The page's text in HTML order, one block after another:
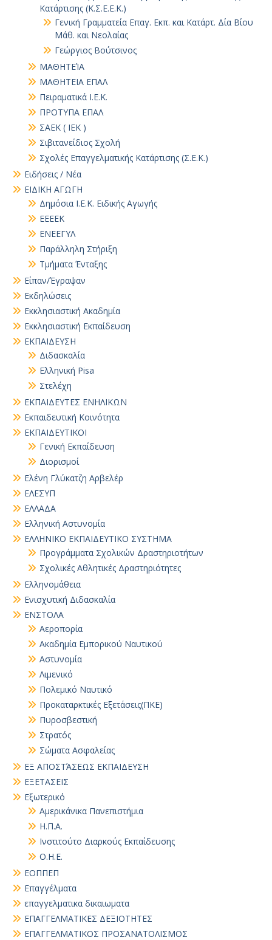
Κατάρτισης (Κ.Σ.Ε.Ε.Κ.)
Γενική Γραμματεία Επαγ. Εκπ. και Κατάρτ. Δία Βίου
Μάθ. και Νεολαίας
Γεώργιος Βούτσινος
ΜΑΘΗΤΕΊΑ
ΜΑΘΗΤΕΙΑ ΕΠΑΛ
Πειραματικά Ι.Ε.Κ.
ΠΡΟΤΥΠΑ ΕΠΑΛ
ΣΑΕΚ ( ΙΕΚ )
Σιβιτανείδιος Σχολή
Σχολές Επαγγελματικής Κατάρτισης (Σ.Ε.Κ.)
Ειδήσεις / Νέα
ΕΙΔΙΚΗ ΑΓΩΓΗ
Δημόσια Ι.Ε.Κ. Ειδικής Αγωγής
ΕΕΕΕΚ
ΕΝΕΕΓΥΛ
Παράλληλη Στήριξη
Τμήματα Ένταξης
Είπαν/Έγραψαν
Εκδηλώσεις
Εκκλησιαστική Ακαδημία
Εκκλησιαστική Εκπαίδευση
ΕΚΠΑΙΔΕΥΣΗ
Διδασκαλία
Ελληνική Pisa
Στελέχη
ΕΚΠΑΙΔΕΥΤΕΣ ΕΝΗΛΙΚΩΝ
Εκπαιδευτική Κοινότητα
ΕΚΠΑΙΔΕΥΤΙΚΟΙ
Γενική Εκπαίδευση
Διορισμοί
Ελένη Γλύκατζη Αρβελέρ
ΕΛΕΣΥΠ
ΕΛΛΑΔΑ
Ελληνική Αστυνομία
ΕΛΛΗΝΙΚΟ ΕΚΠΑΙΔΕΥΤΙΚΟ ΣΥΣΤΗΜΑ
Προγράμματα Σχολικών Δραστηριοτήτων
Σχολικές Αθλητικές Δραστηριότητες
Ελληνομάθεια
Ενισχυτική Διδασκαλία
ΕΝΣΤΟΛΑ
Αεροπορία
Ακαδημία Εμπορικού Ναυτικού
Αστυνομία
Λιμενικό
Πολεμικό Ναυτικό
Προκαταρκτικές Εξετάσεις(ΠΚΕ)
Πυροσβεστική
Στρατός
Σώματα Ασφαλείας
ΕΞ ΑΠΟΣΤΆΣΕΩΣ ΕΚΠΑΙΔΕΥΣΗ
ΕΞΕΤΑΣΕΙΣ
Εξωτερικό
Αμερικάνικα Πανεπιστήμια
Η.Π.Α.
Ινστιτούτο Διαρκούς Εκπαίδευσης
Ο.Η.Ε.
ΕΟΠΠΕΠ
Επαγγέλματα
επαγγελματικα δικαιωματα
ΕΠΑΓΓΕΛΜΑΤΙΚΕΣ ΔΕΞΙΟΤΗΤΕΣ
ΕΠΑΓΓΕΛΜΑΤΙΚΟΣ ΠΡΟΣΑΝΑΤΟΛΙΣΜΟΣ